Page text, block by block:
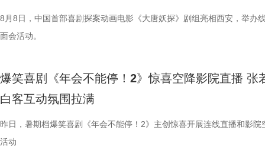
8月8日，中国首部喜剧探案动画电影《大唐妖探》剧组亮相西安，举办
面会活动。
爆笑喜剧《年会不能停！2》惊喜空降影院直播 张
白客互动氛围拉满
昨日，暑期档爆笑喜剧《年会不能停！2》主创惊喜开展连线直播和影院
活动